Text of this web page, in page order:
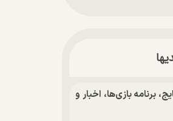
جهانی 2026 | نتایج، برنامه بازی‌ها، اخبار و